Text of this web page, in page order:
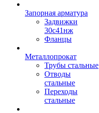
Запорная арматура
Задвижки
30с41нж
Фланцы
Металлопрокат
Трубы стальные
Отводы
стальные
Переходы
стальные